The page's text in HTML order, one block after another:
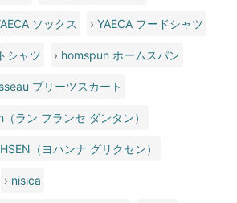
ソックス ›YAECA フードシャツ
シャツ › homspun ホームスパン
プリーツスカート
ラン フランセ ダンタン）
（ヨハンナ グリクセン）
› nisica